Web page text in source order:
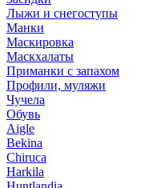
Лыжи и снегоступы
Манки
Маскировка
Маскхалаты
Приманки с запахом
Профили, муляжи
Чучела
Обувь
Aigle
Bekina
Chiruсa
Harkila